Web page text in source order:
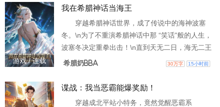
和遗物，探寻世界真相，他们称呼我力挽狂澜、
现门外有无尽世界在混沌诸神的觊觎中摇摇欲
坠。 ……从此，诸天万界都尊称我伽罗为战神、
光之子、暗影之主、
游戏 / 连载
我在希腊神话当海王
穿越希腊神话世界，成了传说中的海神波塞
冬。\n为了不重演希腊神话中那 “笑话”般的人生，
波塞冬决定重拳出击！\n直到天无二日，海无二王
——\n呱——我已经不是一般的波塞冬了！ \n这
希腊奶BBA 30万字 15小时前
谍战：我当恶霸能爆奖励！
穿越成北平站小特务，竟然觉醒恶霸系